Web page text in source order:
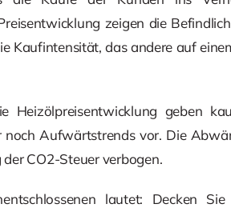
zeigen die
Kaufintensität, das andere auf
Heizölpreisentwicklung geben
noch Aufwärtstrends vor. Die
der CO2-Steuer verbogen.
lautet: Decken